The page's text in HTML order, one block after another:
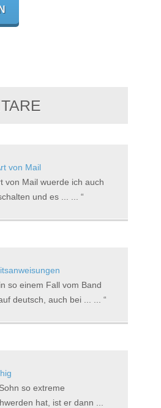
von Mail
von Mail wuerde ich auch
und es ... ...
so einem Fall vom Band
deutsch, auch bei ... ...
so extreme
hat, ist er dann ...